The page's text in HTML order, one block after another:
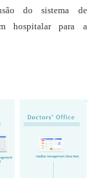
do sistema de
hospitalar para a